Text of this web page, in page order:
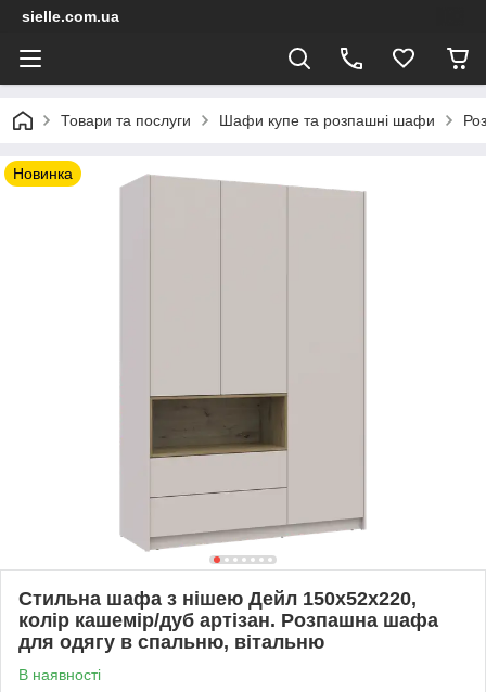
sielle.com.ua
Товари та послуги Шафи купе та розпашні шафи
Новинка
Стильна шафа з нішею Дейл 150х52х220,
колір кашемір/дуб артізан. Розпашна шафа
для одягу в спальню, вітальню
В наявності